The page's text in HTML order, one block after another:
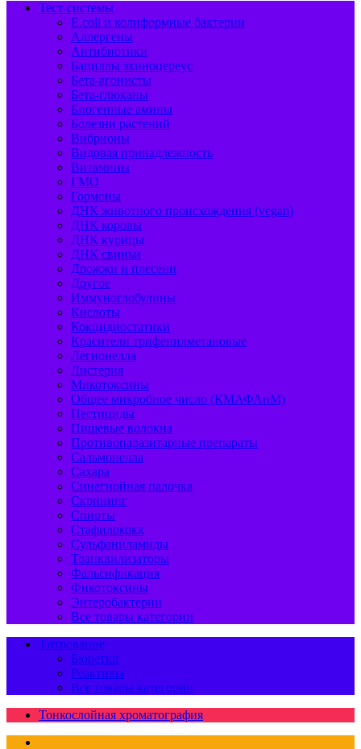
Тест-системы
E.coli и колиформные бактерии
Аллергены
Антибиотики
Бациллы эхиноцереус
Бета-агонисты
Бета-глюканы
Биогенные амины
Болезни растений
Вибрионы
Видовая принадлежность
Витамины
ГМО
Гормоны
ДНК животного происхождения (vegan)
ДНК коровы
ДНК курицы
ДНК свиньи
Дрожжи и плесени
Другое
Иммуноглобулины
Кислоты
Кокцидиостатики
Красители трифенилметановые
Легионелла
Листерия
Микотоксины
Общее микробное число (КМАФАнМ)
Пестициды
Пищевые волокна
Противопаразитарные препараты
Сальмонелла
Сахара
Синегнойная палочка
Скрининг
Спирты
Стафилококк
Сульфаниламиды
Транквилизаторы
Фальсификация
Фикотоксины
Энтеробактерии
Все товары категории
Титрование
Бюретки
Реактивы
Все товары категории
Тонкослойная хроматография